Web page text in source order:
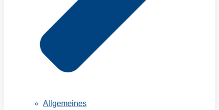
Allgemeines